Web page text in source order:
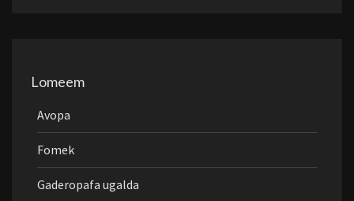
Lomeem
Avopa
Fomek
Gaderopafa ugalda